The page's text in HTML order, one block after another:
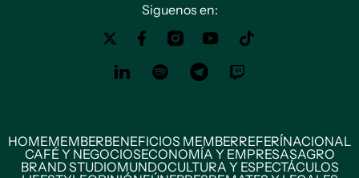
Siguenos en:
HOMEMEMBERBENEFICIOS MEMBERREFERÍNACIONAL
CAFÉ Y NEGOCIOSECONOMÍA Y EMPRESASAGRO
BRAND STUDIOMUNDOCULTURA Y ESPECTÁCULOS